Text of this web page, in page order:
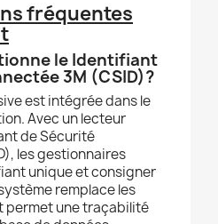
fréquentes
le Identifiant
3M (CSID)?
est intégrée dans le
Avec un lecteur
de Sécurité
les gestionnaires
unique et consigner
remplace les
une traçabilité